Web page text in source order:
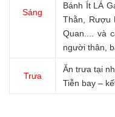
Sáng
Bánh Ít LÁ
Thằn, Rượu
Quan.... và
người thân,
Trưa
Ăn trưa tại
Tiễn bay –